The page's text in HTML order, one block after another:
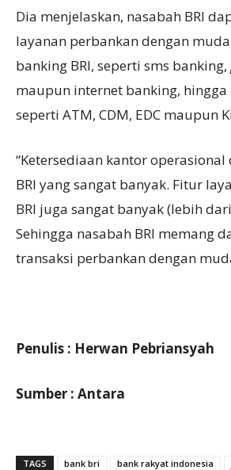
Dia menjelaskan, nasabah BRI
layanan perbankan dengan
banking BRI, seperti sms banking,
maupun internet banking, hingga
seperti ATM, CDM, EDC maupun
“Ketersediaan kantor operasional
BRI yang sangat banyak. Fitur
BRI juga sangat banyak (lebih
Sehingga nasabah BRI memang
transaksi perbankan dengan
Penulis : Herwan Pebriansyah
Sumber : Antara
TAGS bank bri bank rakyat indonesia